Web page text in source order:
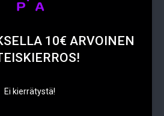
10€ ARVOINEN
Ei kierrätystä!